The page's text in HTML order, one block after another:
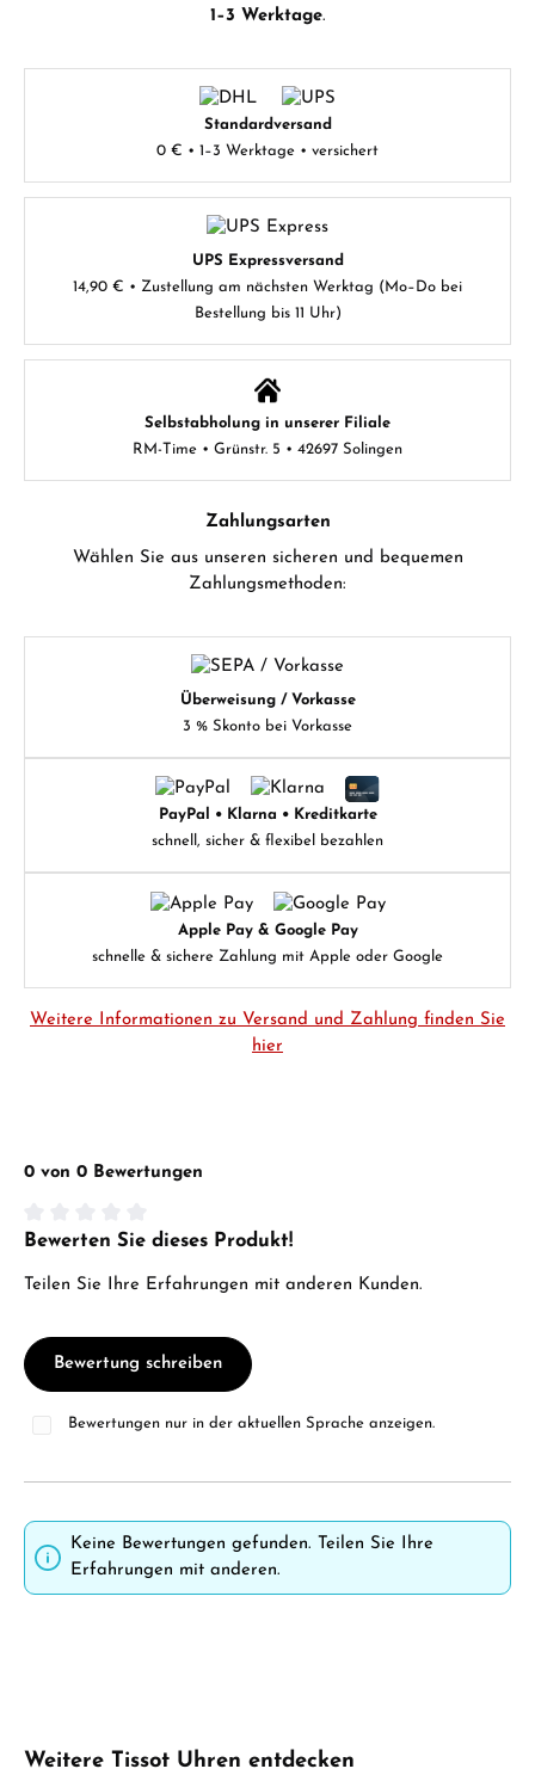
1–3 Werktage.
Standardversand
0 € • 1–3 Werktage • versichert
UPS Expressversand
14,90 € • Zustellung am nächsten Werktag (Mo–Do bei
Bestellung bis 11 Uhr)
Selbstabholung in unserer Filiale
RM-Time • Grünstr. 5 • 42697 Solingen
Zahlungsarten
Wählen Sie aus unseren sicheren und bequemen
Zahlungsmethoden:
Überweisung / Vorkasse
3 % Skonto bei Vorkasse
PayPal • Klarna • Kreditkarte
schnell, sicher & flexibel bezahlen
Apple Pay & Google Pay
schnelle & sichere Zahlung mit Apple oder Google
Weitere Informationen zu Versand und Zahlung finden Sie
hier
0 von 0 Bewertungen
Durchschnittliche Bewertung von 0 von 5 Sternen
Bewerten Sie dieses Produkt!
Teilen Sie Ihre Erfahrungen mit anderen Kunden.
Bewertung schreiben
Bewertungen nur in der aktuellen Sprache anzeigen.
Keine Bewertungen gefunden. Teilen Sie Ihre
Erfahrungen mit anderen.
Produktgalerie überspringen
Weitere Tissot Uhren entdecken